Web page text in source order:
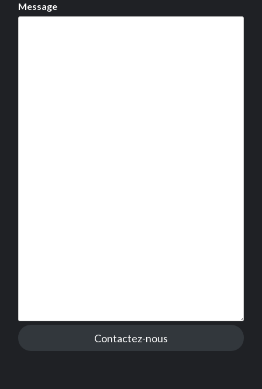
Message
Contactez-nous